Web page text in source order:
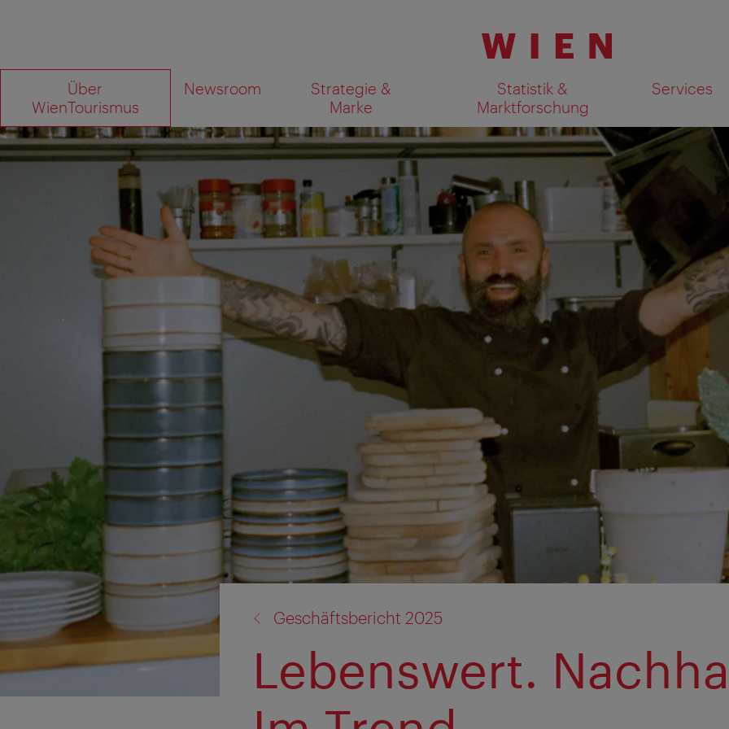
Zur
Navigation
Zum
Über
WienTourismus
Newsroom
Strategie &
Marke
Statistik &
Marktforschung
Services
Wonach
Sie?
Suchergebnisse auf Karte
Geschäftsbericht 2025
Lebenswert.